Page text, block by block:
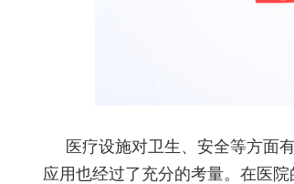
医疗设施对卫生、安全等方面
应用也经过了充分的考量。在医